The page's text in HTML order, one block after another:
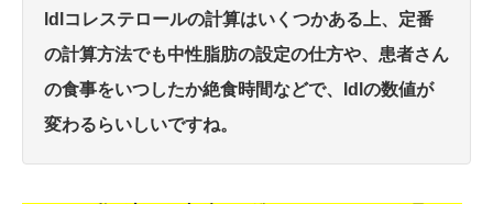
ldlコレステロールの計算はいくつかある上、定番
の計算方法でも中性脂肪の設定の仕方や、患者さん
の食事をいつしたか絶食時間などで、ldlの数値が
変わるらいしいですね。